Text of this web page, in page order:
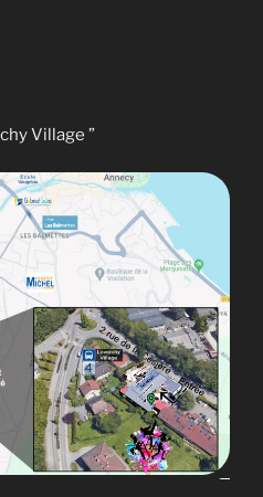
Village ”